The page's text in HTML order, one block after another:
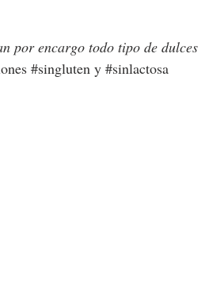
por encargo todo tipo de dulces
#singluten y #sinlactosa